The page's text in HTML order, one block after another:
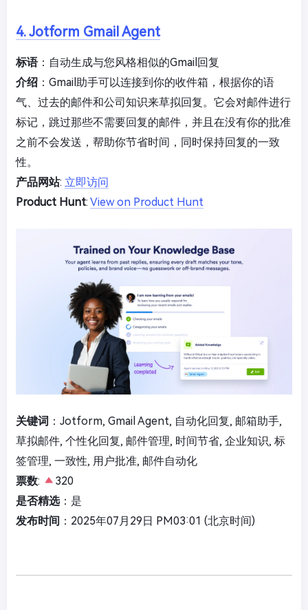
4. Jotform Gmail Agent
标语：自动生成与您风格相似的Gmail回复
介绍 ：Gmail助手可以连接到你的收件箱，根据你的语
气、过去的邮件和公司知识来草拟回复。它会对邮件进行
标记，跳过那些不需要回复的邮件，并且在没有你的批准
之前不会发送，帮助你节省时间，同时保持回复的一致
性。
产品网站: 立即访问
Product Hunt: View on Product Hunt
关键词 ：Jotform, Gmail Agent, 自动化回复, 邮箱助手,
草拟邮件, 个性化回复, 邮件管理, 时间节省, 企业知识, 标
签管理, 一致性, 用户批准, 邮件自动化
票数:
320
是否精选：是
发布时间 ：2025年07月29日 PM03:01 (北京时间)